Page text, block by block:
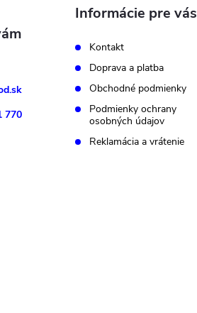
770
Informácie pre vás
Kontakt
Doprava a platba
Obchodné podmienky
Podmienky ochrany
osobných údajov
Reklamácia a vrátenie